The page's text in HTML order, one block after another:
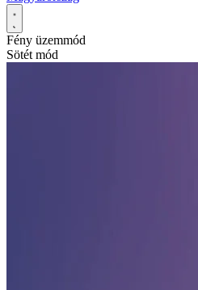
Fény üzemmód
Sötét mód